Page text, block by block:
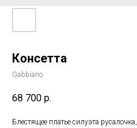
Консетта
Gabbiano
68 700 р.
Блестящее платье силуэта